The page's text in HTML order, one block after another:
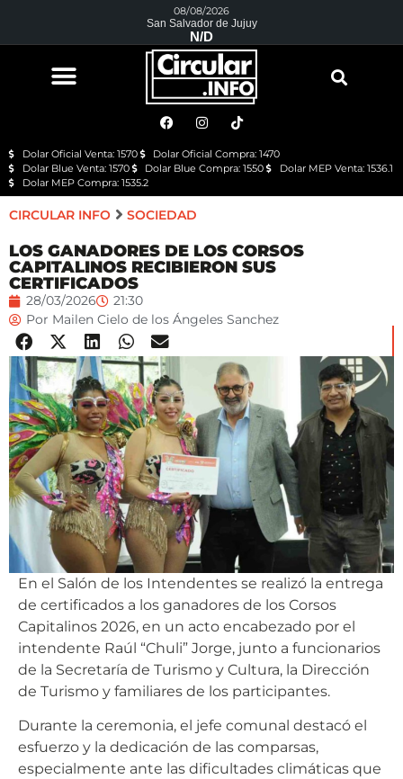
08/08/2026
San Salvador de Jujuy
N/D
Dolar Oficial Venta: 1570
Dolar Oficial Compra: 1470
Dolar Blue Venta: 1570
Dolar Blue Compra: 1550
Dolar MEP Venta: 1536.1
Dolar MEP Compra: 1535.2
CIRCULAR INFO SOCIEDAD
LOS GANADORES DE LOS CORSOS
CAPITALINOS RECIBIERON SUS
CERTIFICADOS
28/03/2026
21:30
Por Mailen Cielo de los Ángeles Sanchez
En el Salón de los Intendentes se realizó la entrega
de certificados a los ganadores de los Corsos
Capitalinos 2026, en un acto encabezado por el
intendente Raúl “Chuli” Jorge, junto a funcionarios
de la Secretaría de Turismo y Cultura, la Dirección
de Turismo y familiares de los participantes.
Durante la ceremonia, el jefe comunal destacó el
esfuerzo y la dedicación de las comparsas,
especialmente ante las dificultades climáticas que